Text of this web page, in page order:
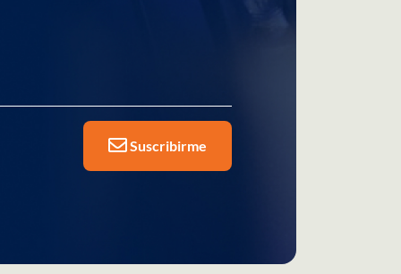
Suscribirme